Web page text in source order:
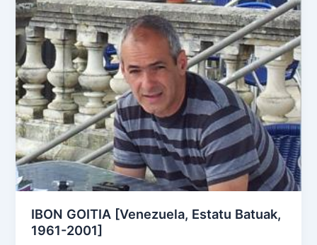
IBON GOITIA [Venezuela, Estatu Batuak,
1961-2001]